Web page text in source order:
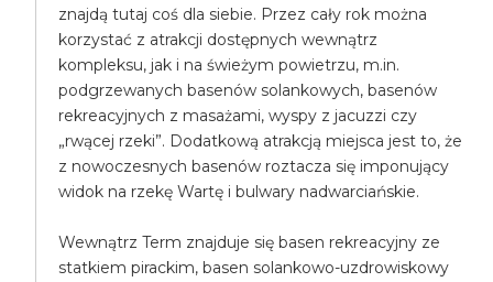
znajdą tutaj coś dla siebie. Przez cały rok można
korzystać z atrakcji dostępnych wewnątrz
kompleksu, jak i na świeżym powietrzu, m.in.
podgrzewanych basenów solankowych, basenów
rekreacyjnych z masażami, wyspy z jacuzzi czy
„rwącej rzeki”. Dodatkową atrakcją miejsca jest to, że
z nowoczesnych basenów roztacza się imponujący
widok na rzekę Wartę i bulwary nadwarciańskie.
Wewnątrz Term znajduje się basen rekreacyjny ze
statkiem pirackim, basen solankowo-uzdrowiskowy